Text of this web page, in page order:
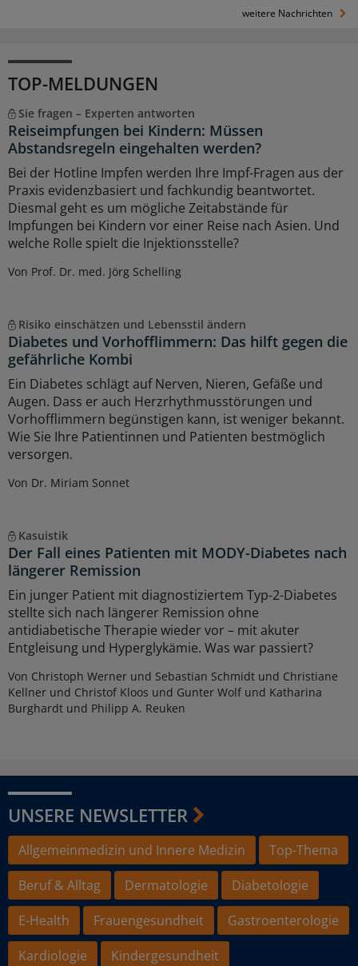
weitere Nachrichten
TOP-MELDUNGEN
Sie fragen – Experten antworten
Reiseimpfungen bei Kindern: Müssen
Abstandsregeln eingehalten werden?
Bei der Hotline Impfen werden Ihre Impf-Fragen aus der
Praxis evidenzbasiert und fachkundig beantwortet.
Diesmal geht es um mögliche Zeitabstände für
Impfungen bei Kindern vor einer Reise nach Asien. Und
welche Rolle spielt die Injektionsstelle?
Von Prof. Dr. med. Jörg Schelling
Risiko einschätzen und Lebensstil ändern
Diabetes und Vorhofflimmern: Das hilft gegen die
gefährliche Kombi
Ein Diabetes schlägt auf Nerven, Nieren, Gefäße und
Augen. Dass er auch Herzrhythmusstörungen und
Vorhofflimmern begünstigen kann, ist weniger bekannt.
Wie Sie Ihre Patientinnen und Patienten bestmöglich
versorgen.
Von Dr. Miriam Sonnet
Kasuistik
Der Fall eines Patienten mit MODY-Diabetes nach
längerer Remission
Ein junger Patient mit diagnostiziertem Typ-2-Diabetes
stellte sich nach längerer Remission ohne
antidiabetische Therapie wieder vor – mit akuter
Entgleisung und Hyperglykämie. Was war passiert?
Von Christoph Werner und Sebastian Schmidt und Christiane
Kellner und Christof Kloos und Gunter Wolf und Katharina
Burghardt und Philipp A. Reuken
UNSERE NEWSLETTER
Allgemeinmedizin und Innere Medizin
Top-Thema
Beruf & Alltag
Dermatologie
Diabetologie
E-Health
Frauengesundheit
Gastroenterologie
Kardiologie
Kindergesundheit